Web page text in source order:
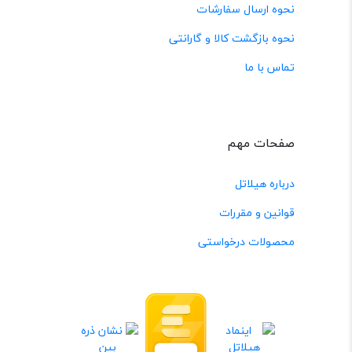
نحوه ارسال سفارشات
نحوه بازگشت کالا و گارانتی
تماس با ما
صفحات مهم
درباره هیلاتل
قوانین و مقررات
محصولات درخواستی